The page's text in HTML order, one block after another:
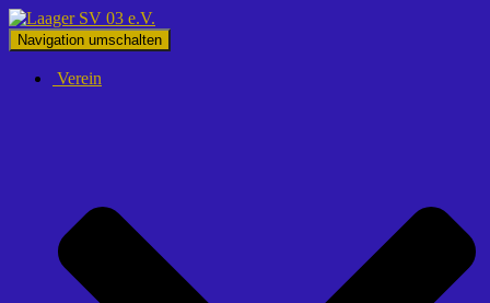
Navigation umschalten
Verein